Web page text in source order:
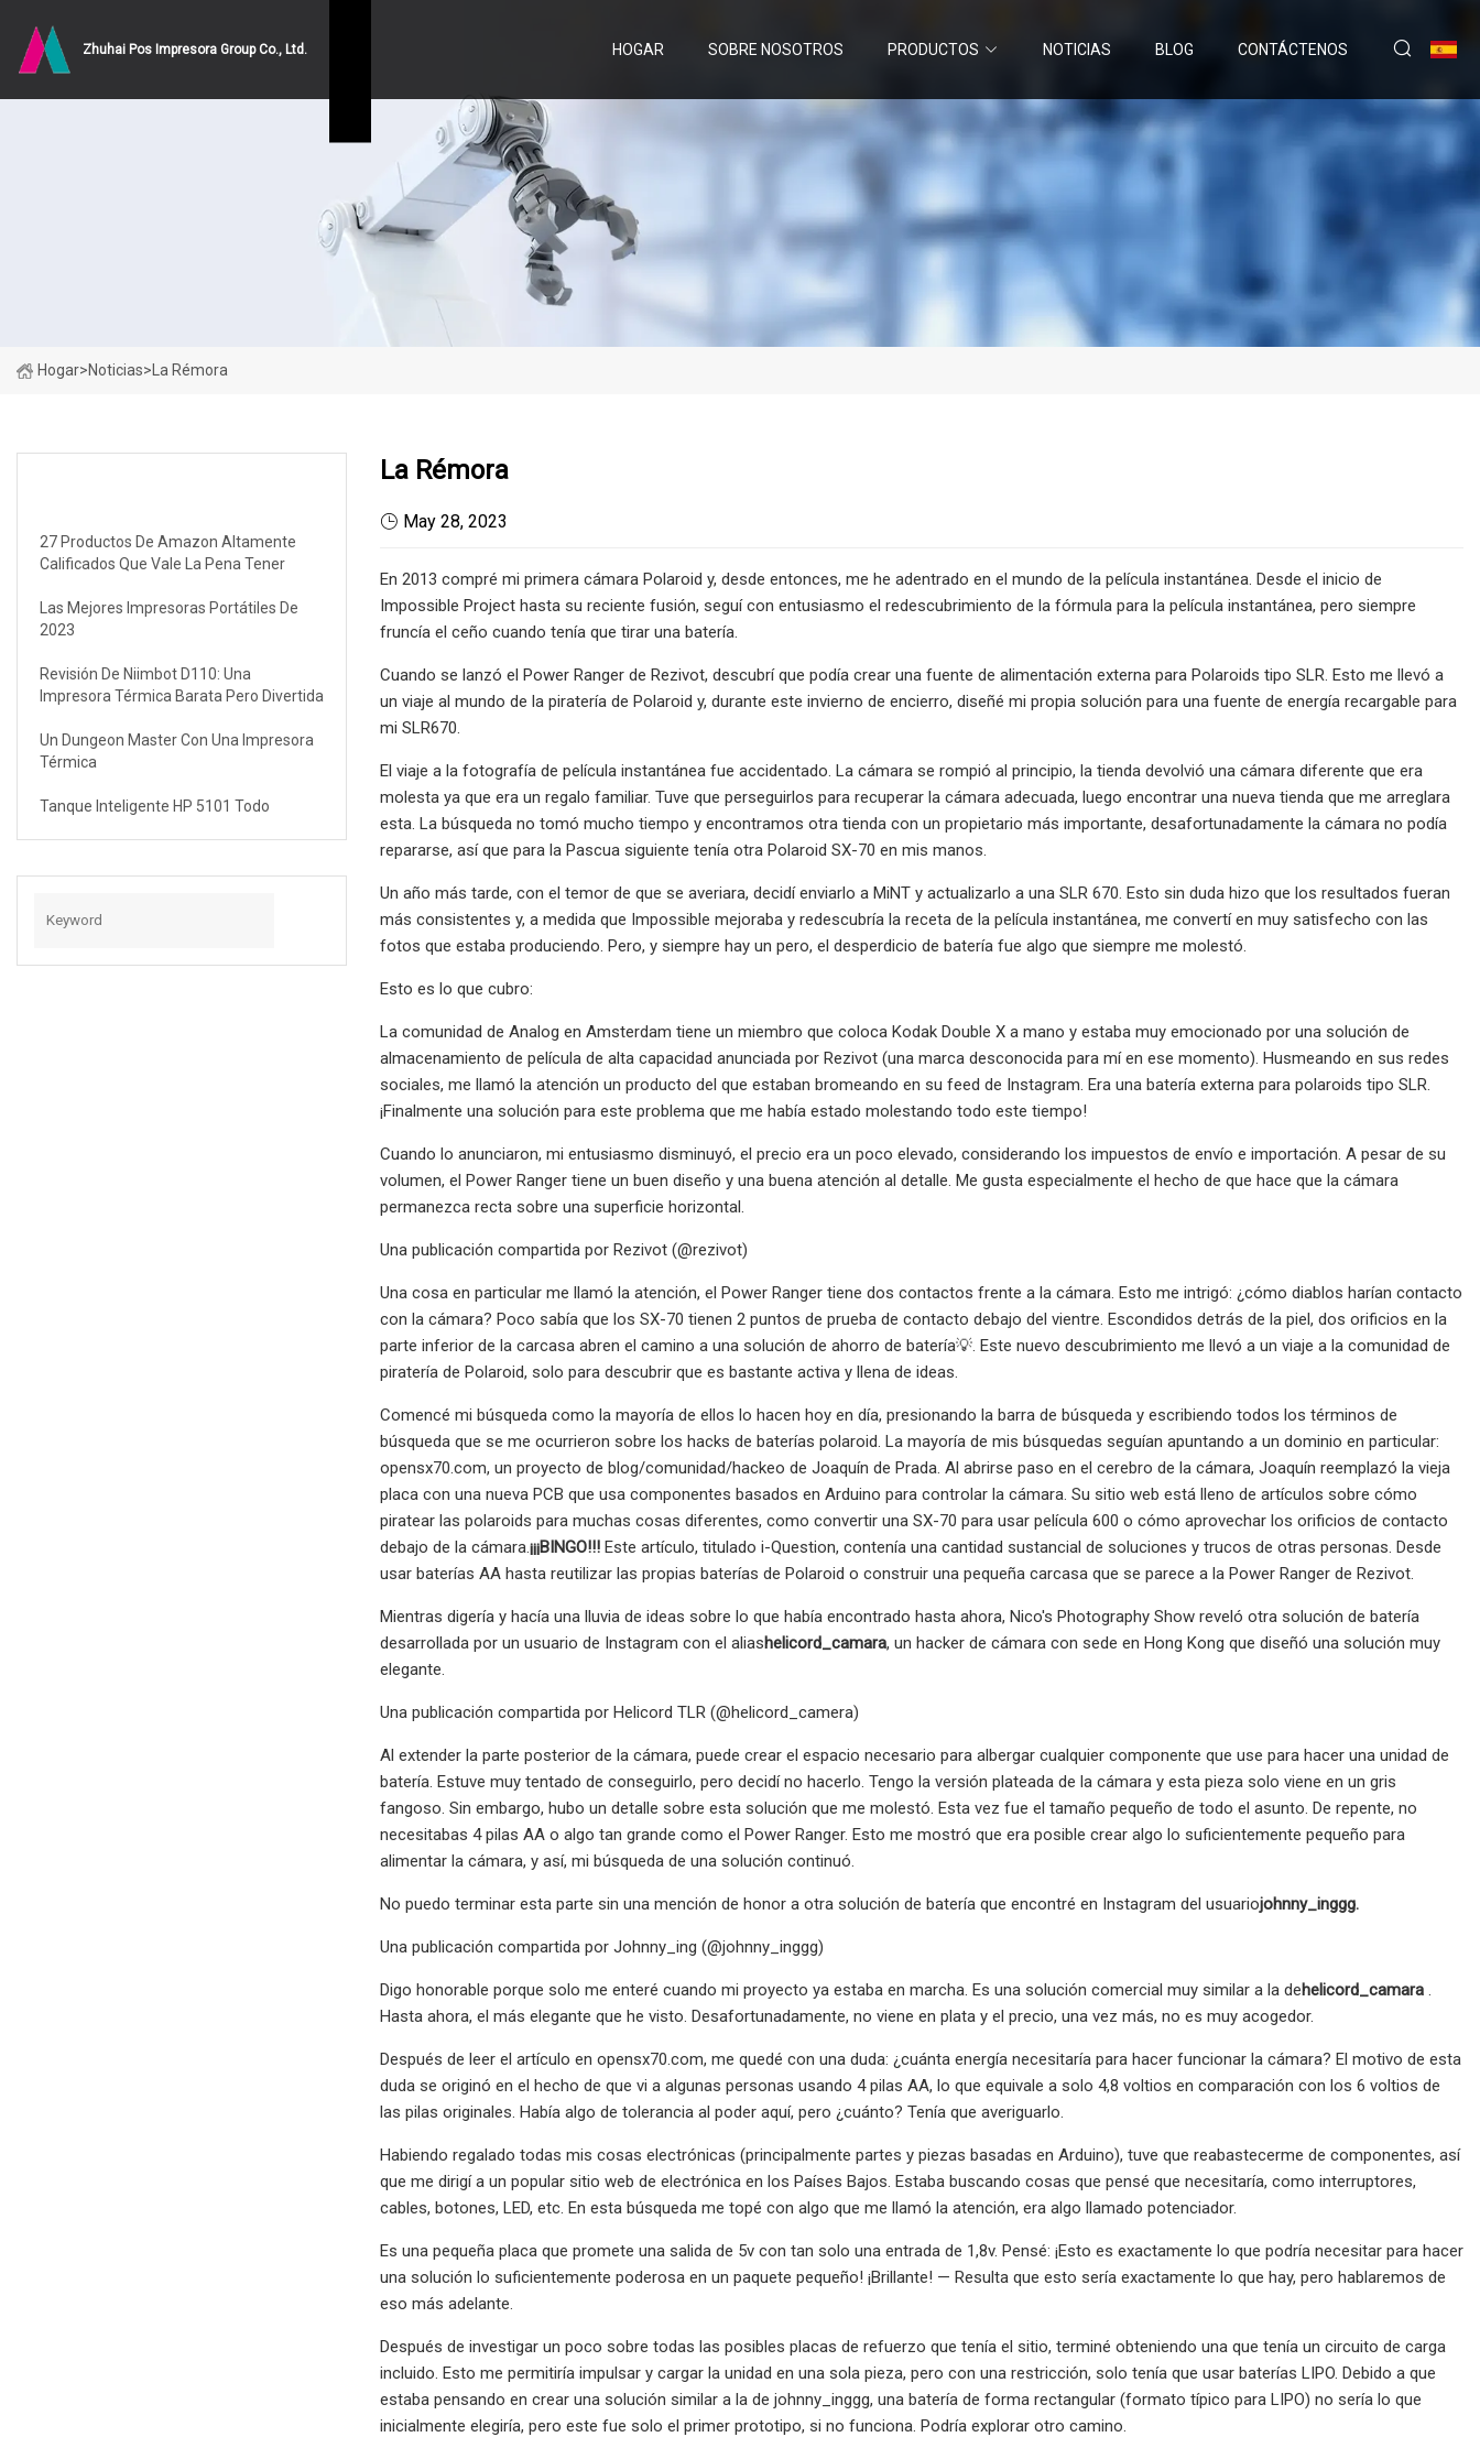
Zhuhai Pos Impresora Group Co., Ltd. HOGAR SOBRE NOSOTROS PRODUCTOS NOTICIAS BLOG CONTÁCTENOS
Hogar>Noticias> La Rémora
27 Productos De Amazon Altamente
Calificados Que Vale La Pena Tener
Las Mejores Impresoras Portátiles De
2023
Revisión De Niimbot D110: Una
Impresora Térmica Barata Pero Divertida
Un Dungeon Master Con Una Impresora
Térmica
Tanque Inteligente HP 5101 Todo
La Rémora
May 28, 2023
En 2013 compré mi primera cámara Polaroid y, desde entonces, me he adentrado en el mundo de la película instantánea. Desde el inicio de
Impossible Project hasta su reciente fusión, seguí con entusiasmo el redescubrimiento de la fórmula para la película instantánea, pero siempre
fruncía el ceño cuando tenía que tirar una batería.
Cuando se lanzó el Power Ranger de Rezivot, descubrí que podía crear una fuente de alimentación externa para Polaroids tipo SLR. Esto me llevó a
un viaje al mundo de la piratería de Polaroid y, durante este invierno de encierro, diseñé mi propia solución para una fuente de energía recargable para
mi SLR670.
El viaje a la fotografía de película instantánea fue accidentado. La cámara se rompió al principio, la tienda devolvió una cámara diferente que era
molesta ya que era un regalo familiar. Tuve que perseguirlos para recuperar la cámara adecuada, luego encontrar una nueva tienda que me arreglara
esta. La búsqueda no tomó mucho tiempo y encontramos otra tienda con un propietario más importante, desafortunadamente la cámara no podía
repararse, así que para la Pascua siguiente tenía otra Polaroid SX-70 en mis manos.
Un año más tarde, con el temor de que se averiara, decidí enviarlo a MiNT y actualizarlo a una SLR 670. Esto sin duda hizo que los resultados fueran
más consistentes y, a medida que Impossible mejoraba y redescubría la receta de la película instantánea, me convertí en muy satisfecho con las
fotos que estaba produciendo. Pero, y siempre hay un pero, el desperdicio de batería fue algo que siempre me molestó.
Esto es lo que cubro:
La comunidad de Analog en Amsterdam tiene un miembro que coloca Kodak Double X a mano y estaba muy emocionado por una solución de
almacenamiento de película de alta capacidad anunciada por Rezivot (una marca desconocida para mí en ese momento). Husmeando en sus redes
sociales, me llamó la atención un producto del que estaban bromeando en su feed de Instagram. Era una batería externa para polaroids tipo SLR.
¡Finalmente una solución para este problema que me había estado molestando todo este tiempo!
Cuando lo anunciaron, mi entusiasmo disminuyó, el precio era un poco elevado, considerando los impuestos de envío e importación. A pesar de su
volumen, el Power Ranger tiene un buen diseño y una buena atención al detalle. Me gusta especialmente el hecho de que hace que la cámara
permanezca recta sobre una superficie horizontal.
Una publicación compartida por Rezivot (@rezivot)
Una cosa en particular me llamó la atención, el Power Ranger tiene dos contactos frente a la cámara. Esto me intrigó: ¿cómo diablos harían contacto
con la cámara? Poco sabía que los SX-70 tienen 2 puntos de prueba de contacto debajo del vientre. Escondidos detrás de la piel, dos orificios en la
parte inferior de la carcasa abren el camino a una solución de ahorro de batería💡. Este nuevo descubrimiento me llevó a un viaje a la comunidad de
piratería de Polaroid, solo para descubrir que es bastante activa y llena de ideas.
Comencé mi búsqueda como la mayoría de ellos lo hacen hoy en día, presionando la barra de búsqueda y escribiendo todos los términos de
búsqueda que se me ocurrieron sobre los hacks de baterías polaroid. La mayoría de mis búsquedas seguían apuntando a un dominio en particular:
opensx70.com, un proyecto de blog/comunidad/hackeo de Joaquín de Prada. Al abrirse paso en el cerebro de la cámara, Joaquín reemplazó la vieja
placa con una nueva PCB que usa componentes basados ​​en Arduino para controlar la cámara. Su sitio web está lleno de artículos sobre cómo
piratear las polaroids para muchas cosas diferentes, como convertir una SX-70 para usar película 600 o cómo aprovechar los orificios de contacto
debajo de la cámara. ¡¡¡BINGO!!! Este artículo, titulado i-Question, contenía una cantidad sustancial de soluciones y trucos de otras personas. Desde
usar baterías AA hasta reutilizar las propias baterías de Polaroid o construir una pequeña carcasa que se parece a la Power Ranger de Rezivot.
Mientras digería y hacía una lluvia de ideas sobre lo que había encontrado hasta ahora, Nico's Photography Show reveló otra solución de batería
desarrollada por un usuario de Instagram con el aliashelicord_camara, un hacker de cámara con sede en Hong Kong que diseñó una solución muy
elegante.
Una publicación compartida por Helicord TLR (@helicord_camera)
Al extender la parte posterior de la cámara, puede crear el espacio necesario para albergar cualquier componente que use para hacer una unidad de
batería. Estuve muy tentado de conseguirlo, pero decidí no hacerlo. Tengo la versión plateada de la cámara y esta pieza solo viene en un gris
fangoso. Sin embargo, hubo un detalle sobre esta solución que me molestó. Esta vez fue el tamaño pequeño de todo el asunto. De repente, no
necesitabas 4 pilas AA o algo tan grande como el Power Ranger. Esto me mostró que era posible crear algo lo suficientemente pequeño para
alimentar la cámara, y así, mi búsqueda de una solución continuó.
No puedo terminar esta parte sin una mención de honor a otra solución de batería que encontré en Instagram del usuariojohnny_inggg.
Una publicación compartida por Johnny_ing (@johnny_inggg)
Digo honorable porque solo me enteré cuando mi proyecto ya estaba en marcha. Es una solución comercial muy similar a la dehelicord_camara
Hasta ahora, el más elegante que he visto. Desafortunadamente, no viene en plata y el precio, una vez más, no es muy acogedor.
Después de leer el artículo en opensx70.com, me quedé con una duda: ¿cuánta energía necesitaría para hacer funcionar la cámara? El motivo de esta
duda se originó en el hecho de que vi a algunas personas usando 4 pilas AA, lo que equivale a solo 4,8 voltios en comparación con los 6 voltios de
las pilas originales. Había algo de tolerancia al poder aquí, pero ¿cuánto? Tenía que averiguarlo.
Habiendo regalado todas mis cosas electrónicas (principalmente partes y piezas basadas en Arduino), tuve que reabastecerme de componentes, así
que me dirigí a un popular sitio web de electrónica en los Países Bajos. Estaba buscando cosas que pensé que necesitaría, como interruptores,
cables, botones, LED, etc. En esta búsqueda me topé con algo que me llamó la atención, era algo llamado potenciador.
Es una pequeña placa que promete una salida de 5v con tan solo una entrada de 1,8v. Pensé: ¡Esto es exactamente lo que podría necesitar para hacer
una solución lo suficientemente poderosa en un paquete pequeño! ¡Brillante! — Resulta que esto sería exactamente lo que hay, pero hablaremos de
eso más adelante.
Después de investigar un poco sobre todas las posibles placas de refuerzo que tenía el sitio, terminé obteniendo una que tenía un circuito de carga
incluido. Esto me permitiría impulsar y cargar la unidad en una sola pieza, pero con una restricción, solo tenía que usar baterías LIPO. Debido a que
estaba pensando en crear una solución similar a la de johnny_inggg, una batería de forma rectangular (formato típico para LIPO) no sería lo que
inicialmente elegiría, pero este fue solo el primer prototipo, si no funciona. Podría explorar otro camino.